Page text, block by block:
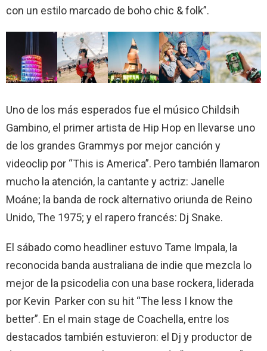
con un estilo marcado de boho chic & folk”.
Uno de los más esperados fue el músico Childsih
Gambino, el primer artista de Hip Hop en llevarse uno
de los grandes Grammys por mejor canción y
videoclip por “This is America”. Pero también llamaron
mucho la atención, la cantante y actriz: Janelle
Moáne; la banda de rock alternativo oriunda de Reino
Unido, The 1975; y el rapero francés: Dj Snake.
El sábado como headliner estuvo Tame Impala, la
reconocida banda australiana de indie que mezcla lo
mejor de la psicodelia con una base rockera, liderada
por Kevin Parker con su hit “The less I know the
better”. En el main stage de Coachella, entre los
destacados también estuvieron: el Dj y productor de